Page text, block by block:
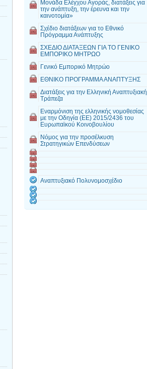
Μονάδα Ελέγχου Αγοράς, διατάξεις για
την ανάπτυξη, την έρευνα και την
καινοτομία»
Σχέδιο διατάξεων για το Εθνικό
Πρόγραμμα Ανάπτυξης
ΣΧΕΔΙΟ ΔΙΑΤΑΞΕΩΝ ΓΙΑ ΤΟ ΓΕΝΙΚΟ
ΕΜΠΟΡΙΚΟ ΜΗΤΡΩΟ
Γενικό Εμπορικό Μητρώο
ΕΘΝΙΚΟ ΠΡΟΓΡΑΜΜΑ ΑΝΑΠΤΥΞΗΣ
Διατάξεις για την Ελληνική Αναπτυξιακή
Τράπεζα
Εναρμόνιση της ελληνικής νομοθεσίας
με την Οδηγία (ΕΕ) 2015/2436 του
Ευρωπαϊκού Κοινοβουλίου
Νόμος για την προσέλκυση
Στρατηγικών Επενδύσεων
Αναπτυξιακό Πολυνομοσχέδιο